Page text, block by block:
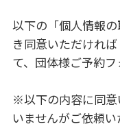
以下の「個人情報
き同意いただけれ
て、団体様ご予約フ
※以下の内容に同
いませんがご依頼